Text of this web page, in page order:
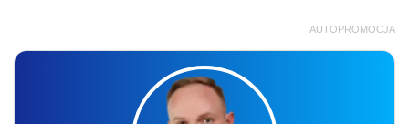
AUTOPROMOCJA